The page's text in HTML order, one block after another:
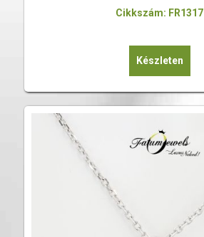
Cikkszám: FR1317
Készleten